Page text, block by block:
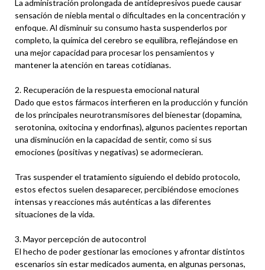
La administración prolongada de antidepresivos puede causar
sensación de niebla mental o dificultades en la concentración y
enfoque. Al disminuir su consumo hasta suspenderlos por
completo, la química del cerebro se equilibra, reflejándose en
una mejor capacidad para procesar los pensamientos y
mantener la atención en tareas cotidianas.
2. Recuperación de la respuesta emocional natural
Dado que estos fármacos interfieren en la producción y función
de los principales neurotransmisores del bienestar (dopamina,
serotonina, oxitocina y endorfinas), algunos pacientes reportan
una disminución en la capacidad de sentir, como si sus
emociones (positivas y negativas) se adormecieran.
Tras suspender el tratamiento siguiendo el debido protocolo,
estos efectos suelen desaparecer, percibiéndose emociones
intensas y reacciones más auténticas a las diferentes
situaciones de la vida.
3. Mayor percepción de autocontrol
El hecho de poder gestionar las emociones y afrontar distintos
escenarios sin estar medicados aumenta, en algunas personas,